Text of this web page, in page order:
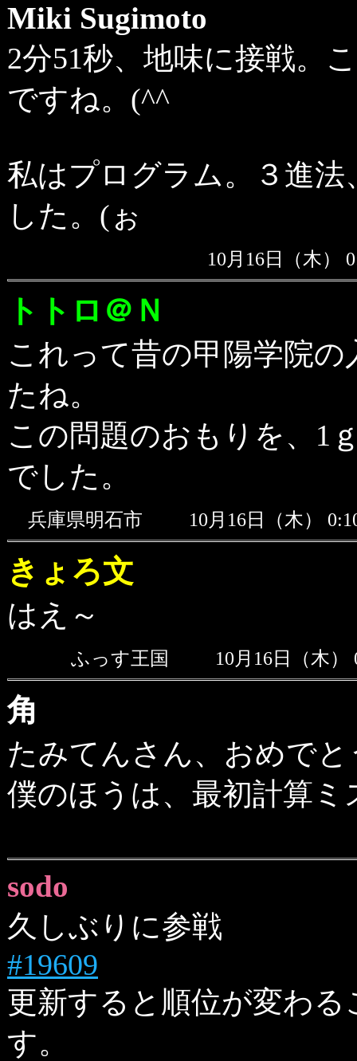
Miki Sugimoto
2分51秒、地味に接戦。
ですね。(^^ゞ
私はプログラム。３進
した。(ぉ
10月16日（木
トトロ＠Ｎ
これって昔の甲陽学院
たね。
この問題のおもりを、1
でした。
兵庫県明石市 10月16日（木）
きょろ文
はえ～
ふっす王国 10月16日（
角
たみてんさん、おめで
僕のほうは、最初計算
sodo
久しぶりに参戦
#19609
更新すると順位が変わ
す。